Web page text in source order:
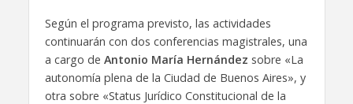
Según el programa previsto, las actividades
continuarán con dos conferencias magistrales, una
a cargo de Antonio María Hernández sobre «La
autonomía plena de la Ciudad de Buenos Aires», y
otra sobre «Status Jurídico Constitucional de la